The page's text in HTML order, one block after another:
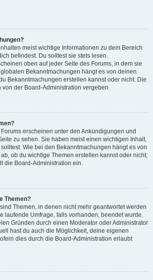
meist wichtige Informationen zu dem Bereich
befindest. Du solltest sie stets lesen.
oben auf jeder Seite des Forums, in dem sie
Bekanntmachungen hängt es von deinen
Bekanntmachungen erstellen kannst oder nicht. Die
von der Board-Administration vergeben.
erscheinen unter den Ankündigungen und
zu sehen. Sie haben meist einen wichtigen Inhalt,
Wie bei den Bekanntmachungen hängt es von
ob du wichtige Themen erstellen kannst oder nicht;
die Board-Administration ein.
Themen?
Themen, in denen nicht mehr geantwortet werden
laufende Umfrage, falls vorhanden, beendet wurde.
Gründen durch einen Moderator oder Administrator
hast du auch die Möglichkeit, deine eigenen
dies durch die Board-Administration erlaubt